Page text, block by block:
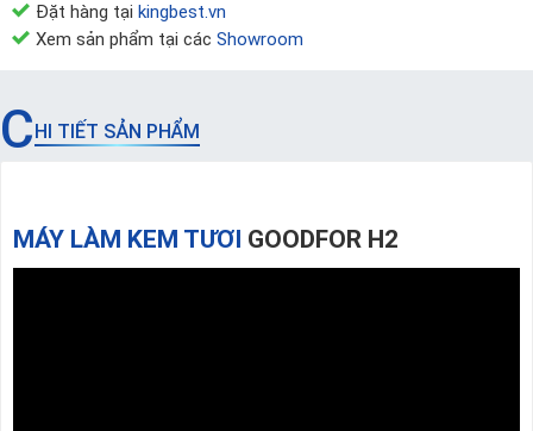
Đặt hàng tại kingbest.vn
Xem sản phẩm tại các Showroom
C HI TIẾT SẢN PHẨM
MÁY LÀM KEM TƯƠI GOODFOR H2